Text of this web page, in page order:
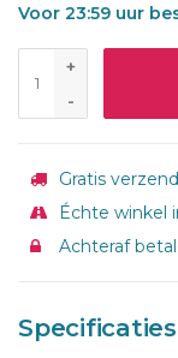
Voor 23:59 uur
+
-
Gratis
Échte winkel
Achteraf
Specificaties